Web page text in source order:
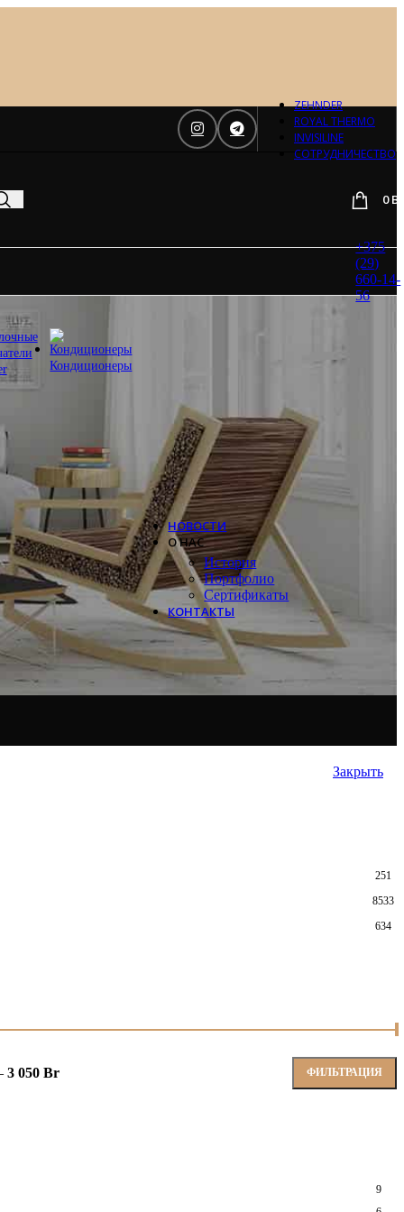
ZEHNDER
ROYAL THERMO
INVISILINE
СОТРУДНИЧЕСТВО
0
Кондиционеры
Отопление
Daveti
Royal
Thermo
Hitachi
LG
Systemair
Trox
Salda
VTS
НОВОСТИ
О НАС
История
Портфолио
Сертификаты
КОНТАКТЫ
+375
(29)
660-14-
56
Закрыть
251
8533
634
ФИЛЬТРАЦИЯ
3 050 Br
9